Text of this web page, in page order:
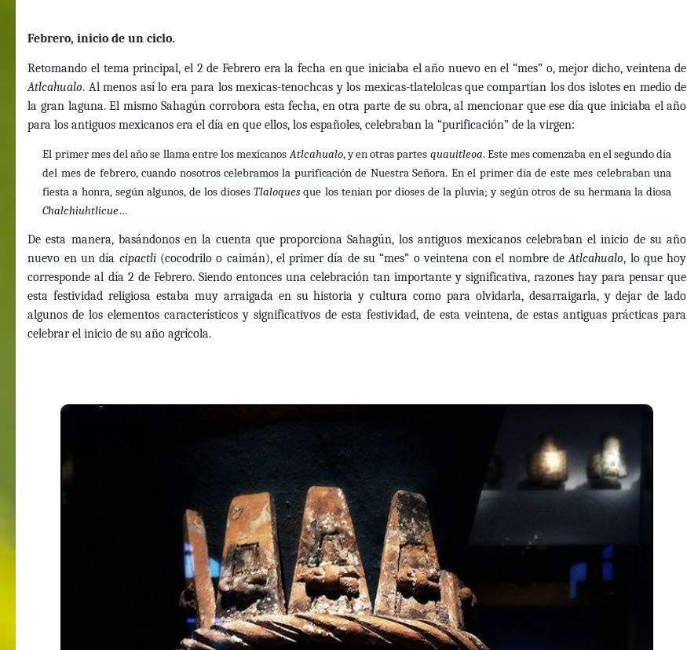
Febrero, inicio de un ciclo.
Retomando el tema principal, el 2 de Febrero era la fecha en que iniciaba el año nuevo en el “mes” o, mejor dicho, veintena de
Atlcahualo. Al menos así lo era para los mexicas-tenochcas y los mexicas-tlatelolcas que compartían los dos islotes en medio de
la gran laguna. El mismo Sahagún corrobora esta fecha, en otra parte de su obra, al mencionar que ese día que iniciaba el año
para los antiguos mexicanos era el día en que ellos, los españoles, celebraban la “purificación” de la virgen:
El primer mes del año se llama entre los mexicanosAtlcahualo, y en otras partes quauitleoa. Este mes comenzaba en el segundo día
del mes de febrero, cuando nosotros celebramos la purificación de Nuestra Señora. En el primer día de este mes celebraban una
fiesta a honra, según algunos, de los diosesTlaloquesque los tenían por dioses de la pluvia; y según otros de su hermana la diosa
Chalchiuhtlicue…
De esta manera, basándonos en la cuenta que proporciona Sahagún, los antiguos mexicanos celebraban el inicio de su año
nuevo en un día cipactli (cocodrilo o caimán), el primer día de su “mes” o veintena con el nombre deAtlcahualo, lo que hoy
corresponde al día 2 de Febrero. Siendo entonces una celebración tan importante y significativa, razones hay para pensar que
esta festividad religiosa estaba muy arraigada en su historia y cultura como para olvidarla, desarraigarla, y dejar de lado
algunos de los elementos característicos y significativos de esta festividad, de esta veintena, de estas antiguas prácticas para
celebrar el inicio de su año agrícola.